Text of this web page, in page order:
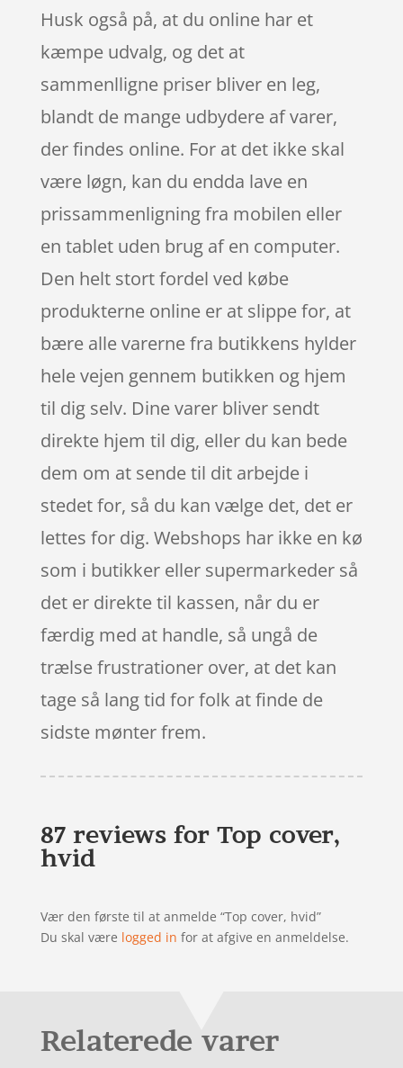
Husk også på, at du online har et
kæmpe udvalg, og det at
sammenlligne priser bliver en leg,
blandt de mange udbydere af varer,
der findes online. For at det ikke skal
være løgn, kan du endda lave en
prissammenligning fra mobilen eller
en tablet uden brug af en computer.
Den helt stort fordel ved købe
produkterne online er at slippe for, at
bære alle varerne fra butikkens hylder
hele vejen gennem butikken og hjem
til dig selv. Dine varer bliver sendt
direkte hjem til dig, eller du kan bede
dem om at sende til dit arbejde i
stedet for, så du kan vælge det, det er
lettes for dig. Webshops har ikke en kø
som i butikker eller supermarkeder så
det er direkte til kassen, når du er
færdig med at handle, så ungå de
trælse frustrationer over, at det kan
tage så lang tid for folk at finde de
sidste mønter frem.
87 reviews for Top cover,
hvid
Vær den første til at anmelde “Top cover, hvid”
Du skal være logged in for at afgive en anmeldelse.
Relaterede varer